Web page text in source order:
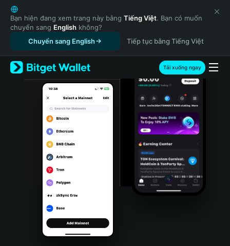
English
日本語
Tiếng Việt
Русский
Español (Latinoamérica)
Türkçe
Italiano
Português (Portugal)
Bahasa Indonesia
Português (Brasil)
Español (Argentina)
Bạn hiện đang xem trang này bằng Tiếng Việt. Bạn có muốn
chuyển sang English không?
Chuyển sang English
Tiếp tục bằng Tiếng Việt
Tải xuống ngay